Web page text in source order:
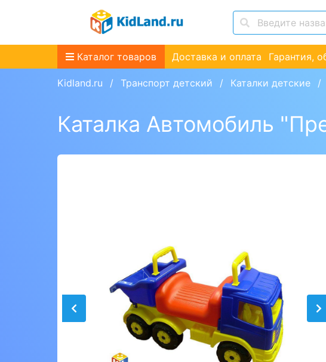
Каталог товаров Доставка и оплата Гарантия,
Kidland.ru Транспорт детский Каталки детские
Каталка Автомобиль